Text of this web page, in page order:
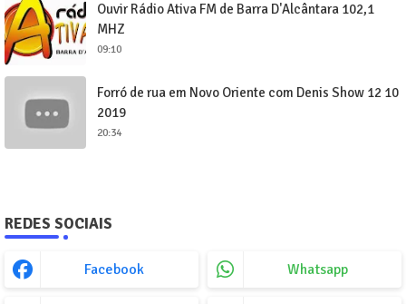
Ouvir Rádio Ativa FM de Barra D'Alcântara 102,1
MHZ
09:10
Forró de rua em Novo Oriente com Denis Show 12 10
2019
20:34
REDES SOCIAIS
Facebook Whatsapp